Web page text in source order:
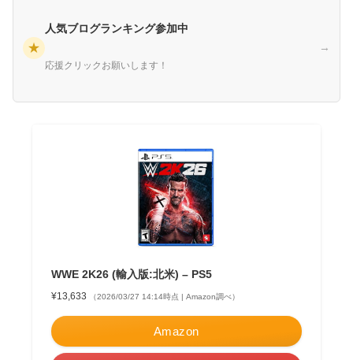
★
人気ブログランキング参加中
応援クリックお願いします！
→
WWE 2K26 (輸入版:北米) – PS5
¥13,633 （2026/03/27 14:14時点 | Amazon調べ）
Amazon